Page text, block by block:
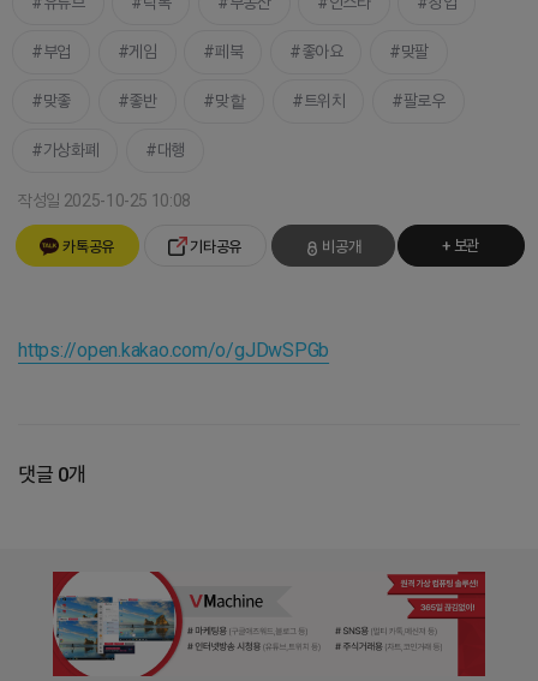
부업 게임 페북 좋아요 맞팔
맞좋 좋반 맞핱 트위치 팔로우
가상화폐 대행
작성일 2025-10-25 10:08
카톡공유 기타공유 비공개 + 보관
https://open.kakao.com/o/gJDwSPGb
댓글 0개